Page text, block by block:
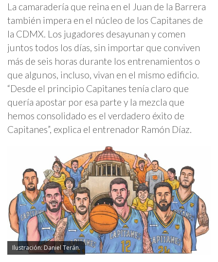
La camaradería que reina en el Juan de la Barrera
también impera en el núcleo de los Capitanes de
la CDMX. Los jugadores desayunan y comen
juntos todos los días, sin importar que conviven
más de seis horas durante los entrenamientos o
que algunos, incluso, vivan en el mismo edificio.
“Desde el principio Capitanes tenía claro que
quería apostar por esa parte y la mezcla que
hemos consolidado es el verdadero éxito de
Capitanes”, explica el entrenador Ramón Díaz.
Ilustración: Daniel Terán.